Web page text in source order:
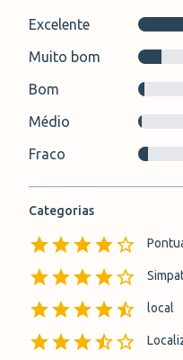
Excelente
Muito bom
Bom
Médio
Fraco
Categorias
local